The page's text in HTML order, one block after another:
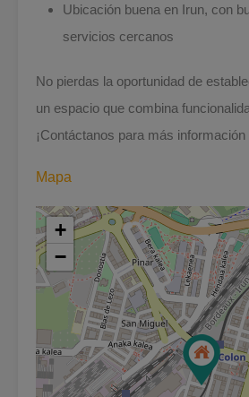
Ubicación buena en Irun, con
servicios cercanos
No pierdas la oportunidad de
un espacio que combina
¡Contáctanos para más
Mapa
+
−